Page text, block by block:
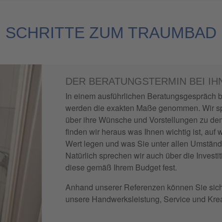
SCHRITTE ZUM TRAUMBAD
DER BERATUNGSTERMIN BEI
In einem ausführlichen Beratungsgespräch
werden die exakten Maße genommen. Wir
über ihre Wünsche und Vorstellungen zu
finden wir heraus was Ihnen wichtig ist, auf
Wert legen und was Sie unter allen
Natürlich sprechen wir auch über die
diese gemäß Ihrem Budget fest.
Anhand unserer Referenzen können Sie
unsere Handwerksleistung, Service und